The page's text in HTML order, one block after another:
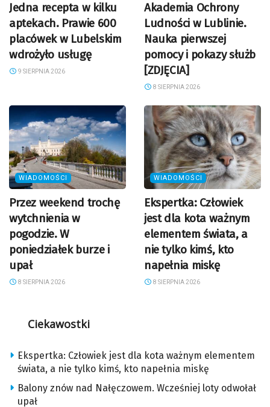
Jedna recepta w kilku
aptekach. Prawie 600
placówek w Lubelskim
wdrożyło usługę
9 SIERPNIA 2026
Akademia Ochrony
Ludności w Lublinie.
Nauka pierwszej
pomocy i pokazy służb
[ZDJĘCIA]
8 SIERPNIA 2026
WIADOMOŚCI
Przez weekend trochę
wytchnienia w
pogodzie. W
poniedziałek burze i
upał
8 SIERPNIA 2026
WIADOMOŚCI
Ekspertka: Człowiek
jest dla kota ważnym
elementem świata, a
nie tylko kimś, kto
napełnia miskę
8 SIERPNIA 2026
Ciekawostki
Ekspertka: Człowiek jest dla kota ważnym elementem
świata, a nie tylko kimś, kto napełnia miskę
Balony znów nad Nałęczowem. Wcześniej loty odwołał
upał